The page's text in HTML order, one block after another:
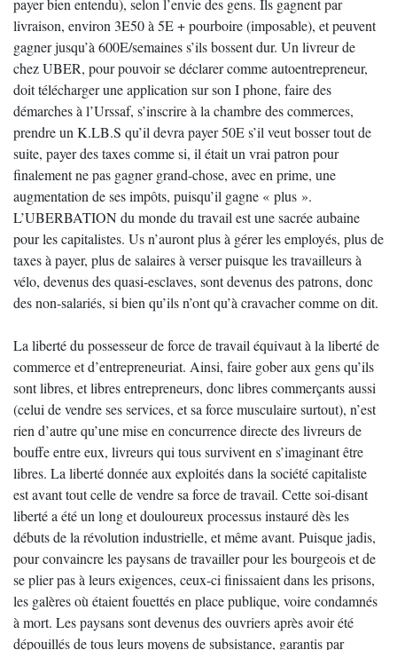
payer bien entendu), selon l’envie des gens. Ils gagnent par
livraison, environ 3E50 à 5E + pourboire (imposable), et peuvent
gagner jusqu’à 600E/semaines s’ils bossent dur. Un livreur de
chez UBER, pour pouvoir se déclarer comme autoentrepreneur,
doit télécharger une application sur son I phone, faire des
démarches à l’Urssaf, s’inscrire à la chambre des commerces,
prendre un K.LB.S qu’il devra payer 50E s’il veut bosser tout de
suite, payer des taxes comme si, il était un vrai patron pour
finalement ne pas gagner grand-chose, avec en prime, une
augmentation de ses impôts, puisqu’il gagne « plus ».
L’UBERBATION du monde du travail est une sacrée aubaine
pour les capitalistes. Us n’auront plus à gérer les employés, plus de
taxes à payer, plus de salaires à verser puisque les travailleurs à
vélo, devenus des quasi-esclaves, sont devenus des patrons, donc
des non-salariés, si bien qu’ils n’ont qu’à cravacher comme on dit.
La liberté du possesseur de force de travail équivaut à la liberté de
commerce et d’entrepreneuriat. Ainsi, faire gober aux gens qu’ils
sont libres, et libres entrepreneurs, donc libres commerçants aussi
(celui de vendre ses services, et sa force musculaire surtout), n’est
rien d’autre qu’une mise en concurrence directe des livreurs de
bouffe entre eux, livreurs qui tous survivent en s’imaginant être
libres. La liberté donnée aux exploités dans la société capitaliste
est avant tout celle de vendre sa force de travail. Cette soi-disant
liberté a été un long et douloureux processus instauré dès les
débuts de la révolution industrielle, et même avant. Puisque jadis,
pour convaincre les paysans de travailler pour les bourgeois et de
se plier pas à leurs exigences, ceux-ci finissaient dans les prisons,
les galères où étaient fouettés en place publique, voire condamnés
à mort. Les paysans sont devenus des ouvriers après avoir été
dépouillés de tous leurs moyens de subsistance, garantis par